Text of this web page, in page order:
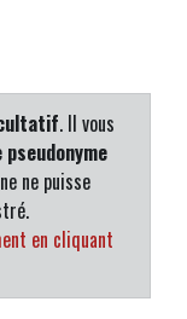
. Il vous
ne puisse
en cliquant